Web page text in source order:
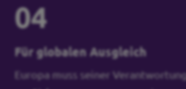
04
Für globalen Ausgleich
Europa muss seiner